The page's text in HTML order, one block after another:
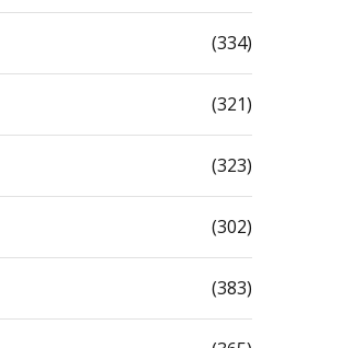
(334)
(321)
(323)
(302)
(383)